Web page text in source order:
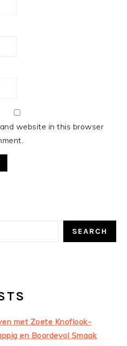
website in this browser
SEARCH
met Zoete Knoflook-
en Boordevol Smaak